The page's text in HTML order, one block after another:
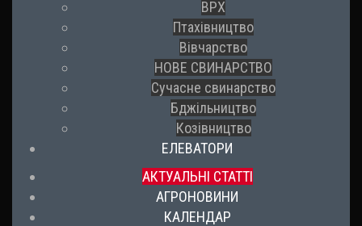
ВРХ
Птахівництво
Вівчарство
НОВЕ СВИНАРСТВО
Сучасне свинарство
Бджільництво
Козівництво
ЕЛЕВАТОРИ
АКТУАЛЬНІ СТАТТІ
АГРОНОВИНИ
КАЛЕНДАР